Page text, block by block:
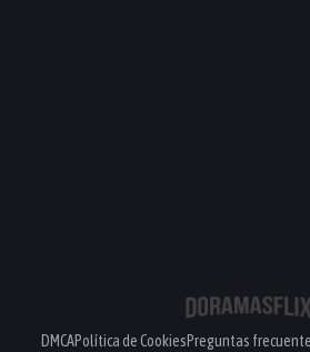
DMCAPolítica de CookiesPreguntas